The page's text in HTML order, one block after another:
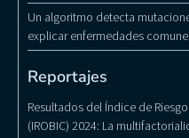
Un algoritmo detecta
explicar enfermedades
Reportajes
Resultados del Índice de
(IROBIC) 2024: La